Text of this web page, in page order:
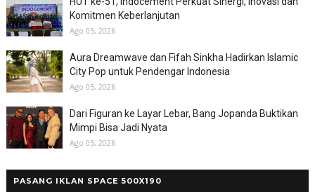
Komitmen Keberlanjutan
Ago 05, 2026
Aura Dreamwave dan Fifah Sinkha Hadirkan Islamic
City Pop untuk Pendengar Indonesia
Ago 05, 2026
Dari Figuran ke Layar Lebar, Bang Jopanda Buktikan
Mimpi Bisa Jadi Nyata
Ago 05, 2026
PASANG IKLAN SPACE 500X190